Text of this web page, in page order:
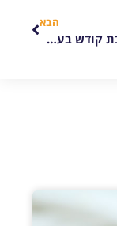
הבא
הנחיות לשבת קודש בעת מלחמה